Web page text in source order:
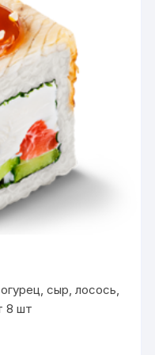
сыр, лосось,
8 шт